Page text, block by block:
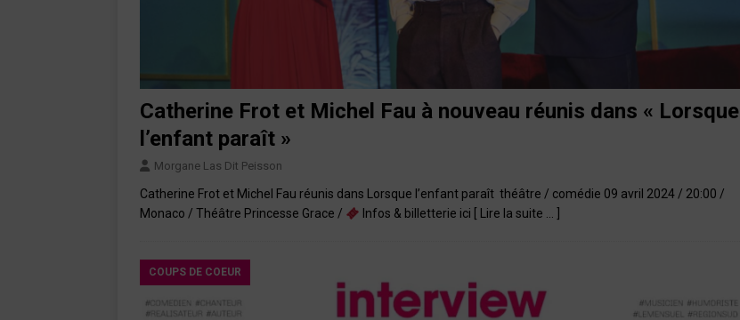
Catherine Frot et Michel Fau à nouveau réunis dans « Lorsque
l’enfant paraît »
Morgane Las Dit Peisson
Catherine Frot et Michel Fau réunis dans Lorsque l’enfant paraît théâtre / comédie 09 avril 2024 / 20:00 /
Monaco / Théâtre Princesse Grace /
Infos & billetterie ici [ Lire la suite … ]
COUPS DE COEUR